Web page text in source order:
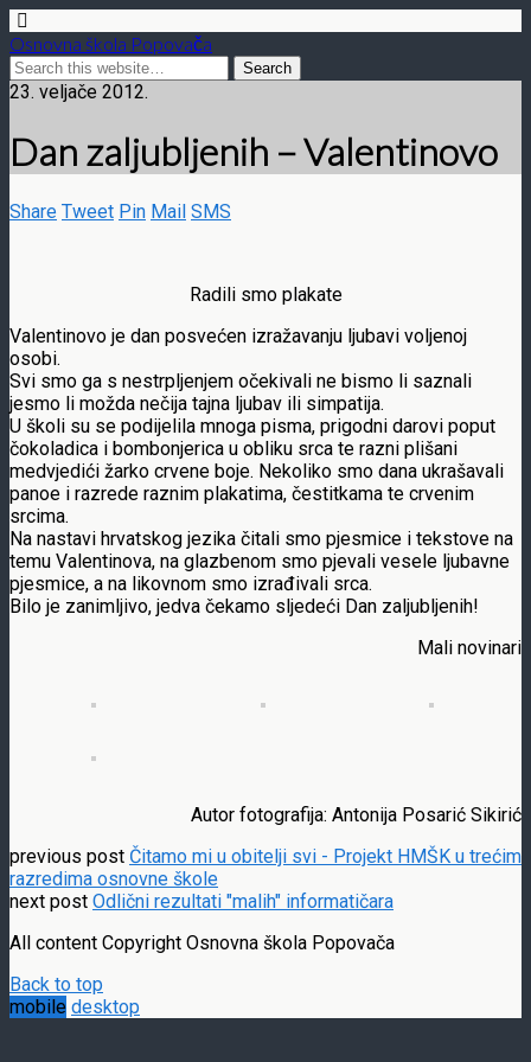
Osnovna škola Popovača
23. veljače 2012.
Dan zaljubljenih – Valentinovo
Share Tweet Pin Mail SMS
Radili smo plakate
Valentinovo je dan posvećen izražavanju ljubavi voljenoj
osobi.
Svi smo ga s nestrpljenjem očekivali ne bismo li saznali
jesmo li možda nečija tajna ljubav ili simpatija.
U školi su se podijelila mnoga pisma, prigodni darovi poput
čokoladica i bombonjerica u obliku srca te razni plišani
medvjedići žarko crvene boje. Nekoliko smo dana ukrašavali
panoe i razrede raznim plakatima, čestitkama te crvenim
srcima.
Na nastavi hrvatskog jezika čitali smo pjesmice i tekstove na
temu Valentinova, na glazbenom smo pjevali vesele ljubavne
pjesmice, a na likovnom smo izrađivali srca.
Bilo je zanimljivo, jedva čekamo sljedeći Dan zaljubljenih!
Mali novinari
Autor fotografija: Antonija Posarić Sikirić
previous post Čitamo mi u obitelji svi - Projekt HMŠK u trećim
razredima osnovne škole
next post Odlični rezultati "malih" informatičara
All content Copyright Osnovna škola Popovača
Back to top
mobile desktop